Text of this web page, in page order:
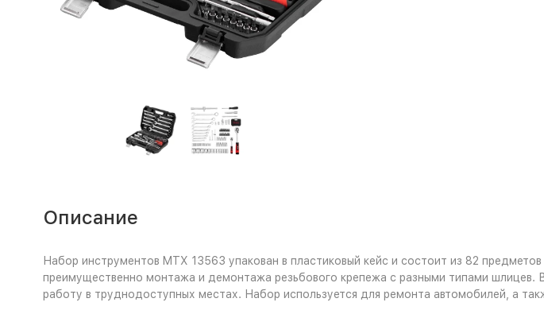
Описание
Набор инструментов MTX 13563 упакован в пластиковый кейс и состоит из 82
преимущественно монтажа и демонтажа резьбового крепежа с разными типами шлицев.
работу в труднодоступных местах. Набор используется для ремонта автомобилей, а